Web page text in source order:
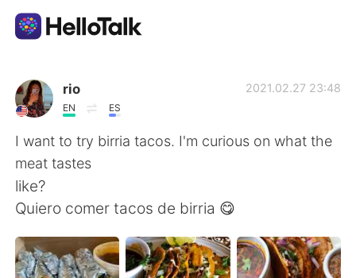
Приложение для Языкового Обмена
AI Grammar Checker
Русский
English 简体中文
rio
EN ES
2021.02.27 23:48
I want to try birria tacos. I'm curious on what the
meat tastes
like?
Quiero comer tacos de birria 😋